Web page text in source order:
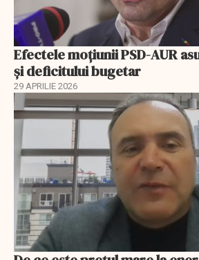
Efectele moțiunii PSD-AUR
și deficitului bugetar
29 APRILIE 2026